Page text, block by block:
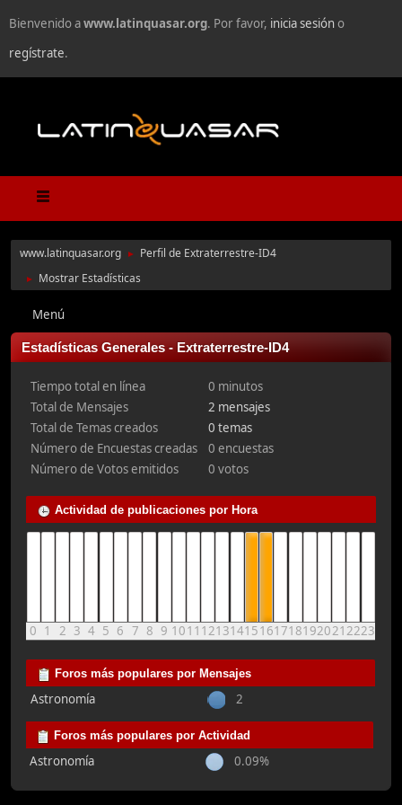
Bienvenido awww.latinquasar.org. Por favor, inicia sesióno
regístrate.
www.latinquasar.org ► Perfil de Extraterrestre-ID4
► Mostrar Estadísticas
Menú
Estadísticas Generales - Extraterrestre-ID4
Tiempo total en línea
0 minutos
Total de Mensajes
2 mensajes
Total de Temas creados
0 temas
Número de Encuestas creadas
0 encuestas
Número de Votos emitidos
0 votos
Actividad de publicaciones por Hora
0 1 2 3 4 5 6 7 8 9 1011 121314151617181920212223
Foros más populares por Mensajes
Astronomía 2
Foros más populares por Actividad
Astronomía 0.09%